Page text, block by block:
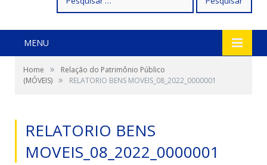
por:
MENU
Home »
Relação do Patrimônio Público
(MÓVEIS) » RELATORIO BENS MOVEIS_08_2022_0000001
RELATORIO BENS
MOVEIS_08_2022_0000001